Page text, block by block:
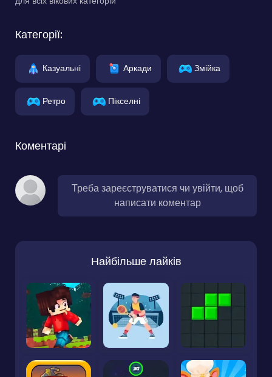
Категорії:
Казуальні Аркади Змійка
Ретро Пікселні
Коментарі
Треба зареєструватися чи увійти, щоб
написати коментар
Найбільше лайків